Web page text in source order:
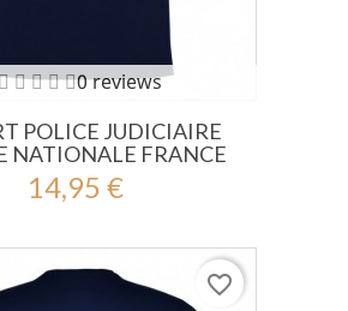
0 reviews
POLICE JUDICIAIRE
NATIONALE FRANCE
14,95 €
favorite_border